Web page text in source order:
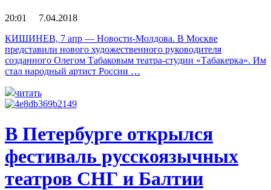
20:01 7.04.2018
КИШИНЕВ, 7 апр — Новости-Молдова. В Москве
представили нового художественного руководителя
созданного Олегом Табаковым театра-студии «Табакерка». Им
стал народный артист России …
читать
В Петербурге открылся
фестиваль русскоязычных
театров СНГ и Балтии